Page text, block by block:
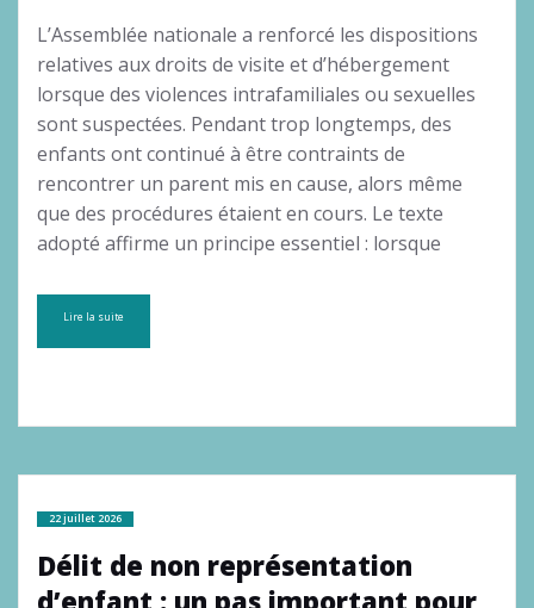
L’Assemblée nationale a renforcé les dispositions
relatives aux droits de visite et d’hébergement
lorsque des violences intrafamiliales ou sexuelles
sont suspectées. Pendant trop longtemps, des
enfants ont continué à être contraints de
rencontrer un parent mis en cause, alors même
que des procédures étaient en cours. Le texte
adopté affirme un principe essentiel : lorsque
Lire la suite
22 juillet 2026
Délit de non représentation